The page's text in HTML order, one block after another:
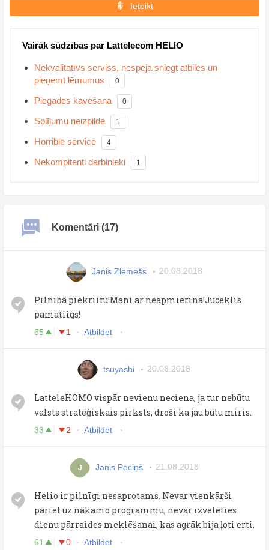
Ieteikt
Vairāk sūdzības par Lattelecom HELIO
Nekvalitatīvs serviss, nespēja sniegt atbiles un
pieņemt lēmumus
0
Piegādes kavēšana 0
Solījumu neizpilde 1
Horrible service 4
Nekompitenti darbinieki 1
Komentāri (17)
Janis Zlemešs 20.08.2018
Pilnibā piekriitu!Mani ar neapmierina!Juceklis
pamatiigs!
65 1 Atbildēt
tsuyashi 20.08.2018
LatteleHOMO vispār nevienu neciena, ja tur nebūtu
valsts stratēģiskais pirksts, droši ka jau būtu miris.
33 2 Atbildēt
J Jānis Peciņš 21.08.2018
Helio ir pilnīgi nesaprotams. Nevar vienkārši
pāriet uz nākamo programmu, nevar izvelēties
dienu pārraides meklēšanai, kas agrāk bija ļoti erti.
61 0 Atbildēt